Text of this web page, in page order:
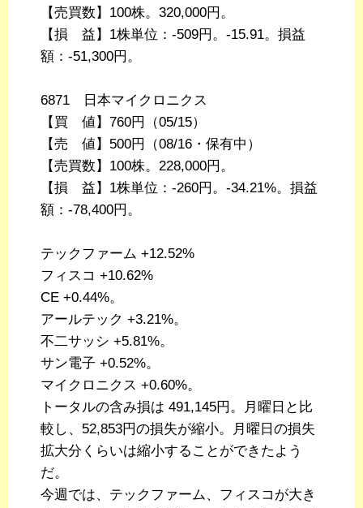
【売買数】100株。320,000円。
【損 益】1株単位：-509円。-15.91。損益
額：-51,300円。
6871 日本マイクロニクス
【買 値】760円（05/15）
【売 値】500円（08/16・保有中）
【売買数】100株。228,000円。
【損 益】1株単位：-260円。-34.21%。損益
額：-78,400円。
テックファーム +12.52%
フィスコ +10.62%
CE +0.44%。
アールテック +3.21%。
不二サッシ +5.81%。
サン電子 +0.52%。
マイクロニクス +0.60%。
トータルの含み損は 491,145円。月曜日と比
較し、52,853円の損失が縮小。月曜日の損失
拡大分くらいは縮小することができたよう
だ。
今週では、テックファーム、フィスコが大き